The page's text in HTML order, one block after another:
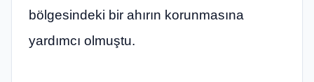
bölgesindeki bir ahırın korunmasına
yardımcı olmuştu.